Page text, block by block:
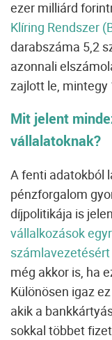
ezer milliárd
Klíring Rendszer
darabszáma 5,2
azonnali
zajlott le, mintegy
Mit jelent
vállalatoknak?
A fenti adatokból
pénzforgalom
díjpolitikája is
vállalkozások
számlavezetésért
még akkor is, ha
Különösen igaz
akik a
sokkal többet